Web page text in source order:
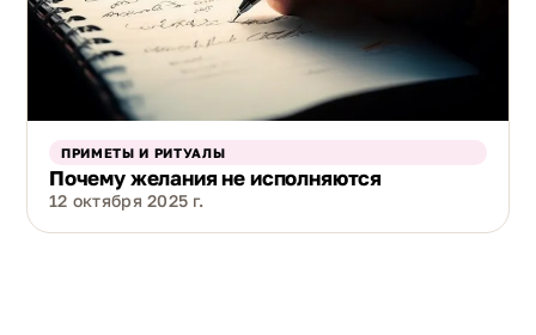
ПРИМЕТЫ И РИТУАЛЫ
Почему желания не исполняются
12 октября 2025 г.